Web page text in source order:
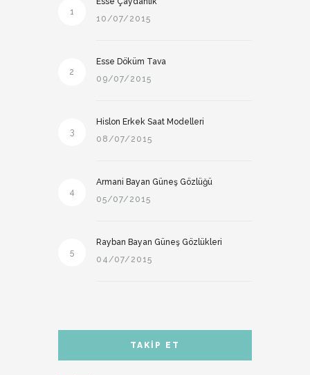
1
10/07/2015
2
Esse Döküm Tava
09/07/2015
3
Hislon Erkek Saat Modelleri
08/07/2015
4
Armani Bayan Güneş Gözlüğü
05/07/2015
5
Rayban Bayan Güneş Gözlükleri
04/07/2015
TAKIP ET